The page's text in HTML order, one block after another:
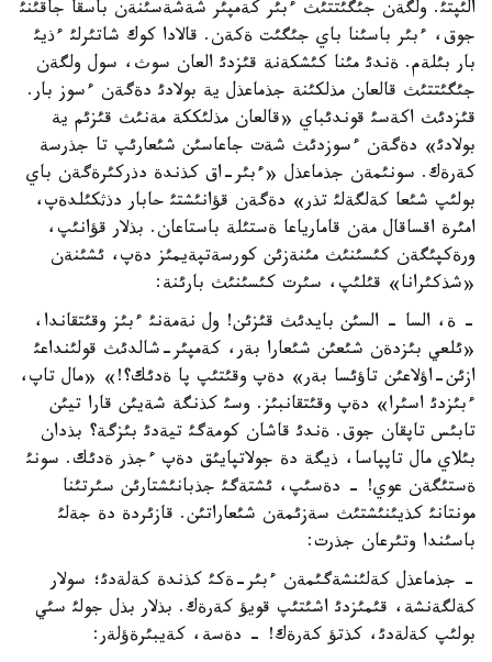
الئپتئ. ولگةن جئگئتتئث ءبئر كةمپئر شةشةسئنةن باسقا جاقئنئ
جوق، ءبئر باسئنا باي جئگئت ةكةن. قالادا كوك شاتئرلئ ءذيئ
بار بئلةم. ةندئ مئنا كئشكةنة قئزدئ العان سوث، سول ولگةن
جئگئتتئث قالعان مذلكئنة جذماعذل ية بولادئ دةگةن ءسوز بار.
قئزدئث اكةسئ قوندئباي «قالعان مذلئككة مةنئث قئزئم ية
بولادئ» دةگةن ءسوزدئث شةت جاعاسئن شئعارئپ تا جذرسة
كةرةك. سونئمةن جذماعذل «ءبئر-اق كذندة دذركئرةگةن باي
بولئپ شئعا كةلگةلئ تذر» دةگةن قؤانئشتئ حابار دذثكئلدةپ،
امئرة اقساقال مةن قامارياعا ةستئلة باستاعان. بذلار قؤانئپ،
ورةكپئگةن كئسئنئث مئنةزئن كورسةتپةيمئز دةپ، ئشئنةن
«شذكئرانا» قئلئپ، سئرت كئسئنئث بارئنة:
- ة، السا - السئن بايدئث قئزئن! ول نةمةنئ ءبئز وقئتقاندا،
«ئلعي بئزدةن شئعئن شئعارا بةر، كةمپئر-شالدئث قولئنداعئ
ازئن-اؤلاعئن تاؤئسا بةر» دةپ وقئتئپ پا ةدئك؟!» «مال تاپ،
ءبئزدئ اسئرا» دةپ وقئتقانبئز. وسئ كذنگة شةيئن قارا تيئن
تابئس تاپقان جوق. ةندئ قاشان كومةگئ تيةدئ بئزگة؟ بذدان
بئلاي مال تاپپاسا، ذيگة دة جولاتپايئق دةپ ءجذر ةدئك. سونئ
ةستئگةن عوي! - دةسئپ، ئشتةگئ جذبانئشتارئن سئرتئنا
مونتانئ كذيئنئشتئث سةزئمةن شئعاراتئن. قازئردة دة جةلئ
باسئندا وتئرعان جذرت:
- جذماعذل كةلئنشةگئمةن ءبئر-ةكئ كذندة كةلةدئ؛ سولار
كةلگةنشة، قئمئزدئ اشئتئپ قويؤ كةرةك. بذلار بذل جولئ سئي
بولئپ كةلةدئ، كذتؤ كةرةك! - دةسة، كةيبئرةؤلةر: